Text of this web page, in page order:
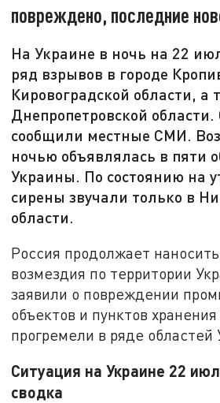
повреждено, последние
На Украине в ночь на 22
ряд взрывов в городе
Кировоградской области, а
Днепропетровской области.
сообщили местные СМИ.
ночью объявлялась в пяти
Украины. По состоянию на
сирены звучали только в
области.
Россия продолжает
возмездия по территории
заявили о повреждении
объектов и пунктов
прогремели в ряде областей
Ситуация на Украине 22
сводка